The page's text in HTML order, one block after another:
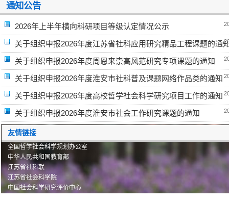
通知公告
2026年上半年横向科研项目等级认定情况公示
关于组织申报2026年度江苏省社科应用研究精品工程课题的通
关于组织申报2026年度周恩来崇高风范研究专项课题的通知
关于组织申报2026年度淮安市社科普及课题网络作品类的通知
关于组织申报2026年度高校哲学社会科学研究项目工作的通知
关于组织申报2026年度淮安市社会工作研究课题的通知
友情链接
全国哲学社会科学规划办公室
中华人民共和国教育部
江苏省社科联
江苏省社会科学院
中国社会科学研究评价中心